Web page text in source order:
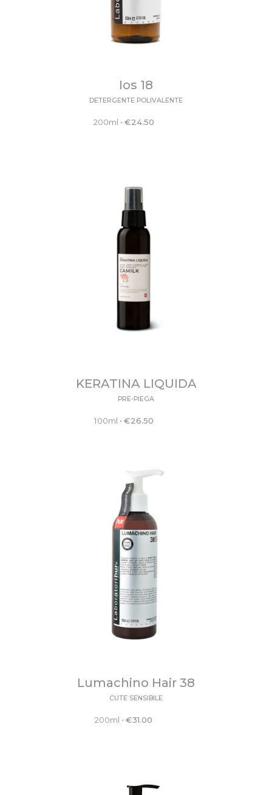
Ios 18
DETERGENTE POLIVALENTE
200ml • €24.50
KERATINA LIQUIDA
PRE-PIEGA
100ml • €26.50
Lumachino Hair 38
CUTE SENSIBILE
200ml •€31.00